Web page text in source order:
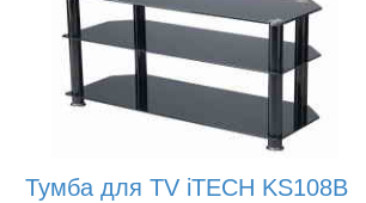
Тумба для TV iTECH KS108B